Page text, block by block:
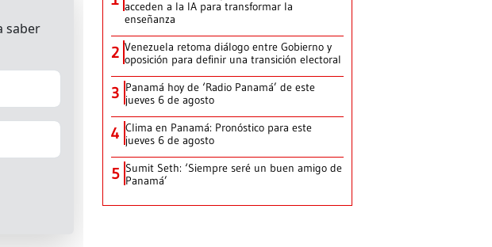
acceden a la IA para transformar la
enseñanza
2 Venezuela retoma diálogo entre Gobierno y
oposición para definir una transición electoral
3 Panamá hoy de ‘Radio Panamá’ de este
jueves 6 de agosto
4 Clima en Panamá: Pronóstico para este
jueves 6 de agosto
5 Sumit Seth: ‘Siempre seré un buen amigo de
Panamá’